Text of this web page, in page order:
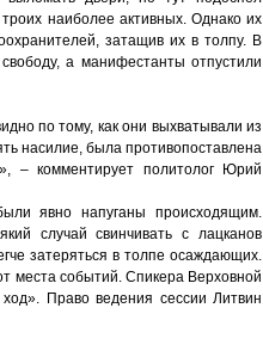
наиболее активных. Однако их
затащив их в толпу. В
а манифестанты отпустили
по тому, как они выхватывали из
насилие, была противопоставлена
– комментирует политолог Юрий
явно напуганы происходящим.
случай свинчивать с лацканов
затеряться в толпе осаждающих.
места событий. Спикера Верховной
Право ведения сессии Литвин